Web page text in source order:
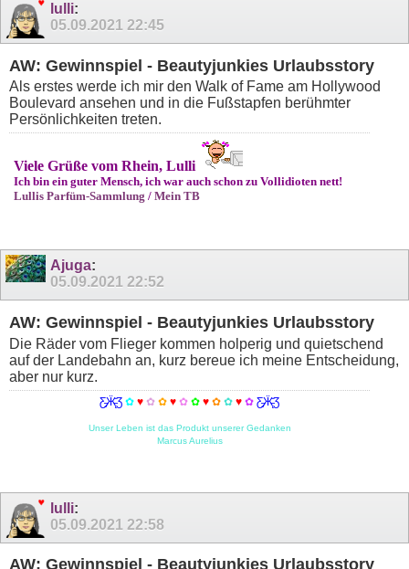
lulli:
05.09.2021 22:45
AW: Gewinnspiel - Beautyjunkies Urlaubsstory
Als erstes werde ich mir den Walk of Fame am Hollywood
Boulevard ansehen und in die Fußstapfen berühmter
Persönlichkeiten treten.
Viele Grüße vom Rhein, Lulli
Ich bin ein guter Mensch, ich war auch schon zu Vollidioten nett!
Lullis Parfüm-Sammlung / Mein TB
Ajuga:
05.09.2021 22:52
AW: Gewinnspiel - Beautyjunkies Urlaubsstory
Die Räder vom Flieger kommen holperig und quietschend
auf der Landebahn an, kurz bereue ich meine Entscheidung,
aber nur kurz.
Ƹ̵̡Ӝ̵̨̄Ʒ ✿♥✿ ✿ ♥✿✿♥✿✿♥✿Ƹ̵̡Ӝ̵̨̄Ʒ
Unser Leben ist das Produkt unserer Gedanken
Marcus Aurelius
lulli:
05.09.2021 22:58
AW: Gewinnspiel - Beautyjunkies Urlaubsstory